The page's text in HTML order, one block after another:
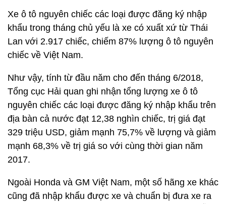
Xe ô tô nguyên chiếc các loại được đăng ký nhập
khẩu trong tháng chủ yếu là xe có xuất xứ từ Thái
Lan với 2.917 chiếc, chiếm 87% lượng ô tô nguyên
chiếc về Việt Nam.
Như vậy, tính từ đầu năm cho đến tháng 6/2018,
Tổng cục Hải quan ghi nhận tổng lượng xe ô tô
nguyên chiếc các loại được đăng ký nhập khẩu trên
địa bàn cả nước đạt 12,38 nghìn chiếc, trị giá đạt
329 triệu USD, giảm mạnh 75,7% về lượng và giảm
mạnh 68,3% về trị giá so với cùng thời gian năm
2017.
Ngoài Honda và GM Việt Nam, một số hãng xe khác
cũng đã nhập khẩu được xe và chuẩn bị đưa xe ra